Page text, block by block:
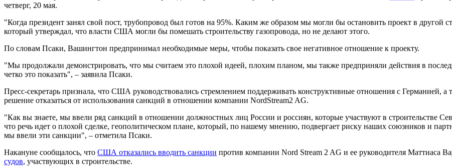
четверг, 20 мая.
"Когда президент занял свой пост, трубопровод был готов на 95%. Каким же образом мы могли бы остановить проект в другой
который утверждал, что власти США могли бы помешать строительству газопровода, но не делают этого.
По словам Псаки, Вашингтон предпринимал необходимые меры, чтобы показать свое негативное отношение к проекту.
"Мы продолжали демонстрировать, что мы считаем это плохой идеей, плохим планом, мы также предприняли действия в
четко это показать", – заявила Псаки.
Пресс-секретарь признала, что США руководствовались стремлением поддерживать конструктивные отношения с Германией,
решение отказаться от использования санкций в отношении компании NordStream2 AG.
"Как вы знаете, мы ввели ряд санкций в отношении должностных лиц России и россиян, которые участвуют в строительстве
что речь идет о плохой сделке, геополитическом плане, который, по нашему мнению, подвергает риску наших союзников и
мы ввели эти санкции", – отметила Псаки.
Накануне сообщалось, что США отказались вводить санкции против компании Nord Stream 2 AG и ее руководителя Маттиаса
судов, участвующих в строительстве.